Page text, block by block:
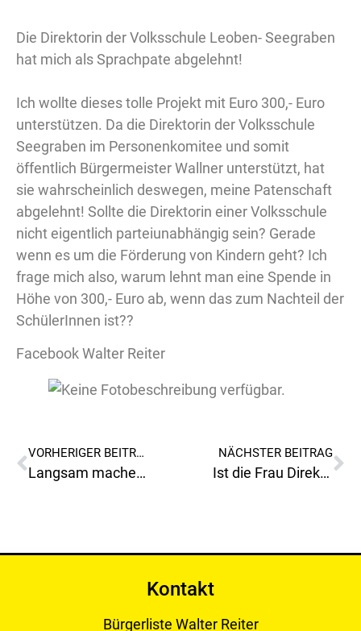
Die Direktorin der Volksschule Leoben- Seegraben
hat mich als Sprachpate abgelehnt!
Ich wollte dieses tolle Projekt mit Euro 300,- Euro
unterstützen. Da die Direktorin der Volksschule
Seegraben im Personenkomitee und somit
öffentlich Bürgermeister Wallner unterstützt, hat
sie wahrscheinlich deswegen, meine Patenschaft
abgelehnt! Sollte die Direktorin einer Volksschule
nicht eigentlich parteiunabhängig sein? Gerade
wenn es um die Förderung von Kindern geht? Ich
frage mich also, warum lehnt man eine Spende in
Höhe von 300,- Euro ab, wenn das zum Nachteil der
SchülerInnen ist??
Facebook Walter Reiter
VORHERIGER BEITRAG
Langsam mache ich mir wirklich Sorgen um Leoben!
NÄCHSTER BEITRAG
Ist die Frau Direktor Windisch von der Volksschule Seegraben noch Glaubwürdig?
Kontakt
Bürgerliste Walter Reiter